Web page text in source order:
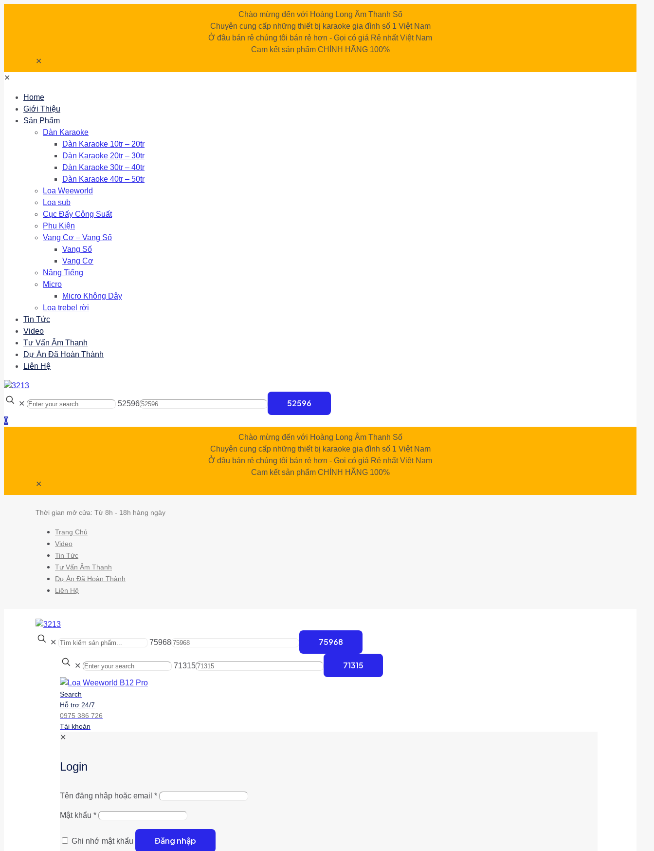
Chào mừng đến với Hoàng Long Âm Thanh Số
Chuyên cung cấp những thiết bị karaoke gia đình số 1 Việt Nam
Ở đâu bán rẻ chúng tôi bán rẻ hơn - Gọi có giá Rẻ nhất Việt Nam
Cam kết sản phẩm CHÍNH HÃNG 100%
✕
✕
Home
Giới Thiệu
Sản Phẩm
Dàn Karaoke
Dàn Karaoke 10tr – 20tr
Dàn Karaoke 20tr – 30tr
Dàn Karaoke 30tr – 40tr
Dàn Karaoke 40tr – 50tr
Loa Weeworld
Loa sub
Cục Đấy Công Suất
Phụ Kiện
Vang Cơ – Vang Số
Vang Số
Vang Cơ
Nâng Tiếng
Micro
Micro Không Dây
Loa trebel rời
Tin Tức
Video
Tư Vấn Âm Thanh
Dự Án Đã Hoàn Thành
Liên Hệ
✕ 52596
0
Chào mừng đến với Hoàng Long Âm Thanh Số
Chuyên cung cấp những thiết bị karaoke gia đình số 1 Việt Nam
Ở đâu bán rẻ chúng tôi bán rẻ hơn - Gọi có giá Rẻ nhất Việt Nam
Cam kết sản phẩm CHÍNH HÃNG 100%
✕
Thời gian mở cửa: Từ 8h - 18h hàng ngày
Trang Chủ
Video
Tin Tức
Tư Vấn Âm Thanh
Dự Án Đã Hoàn Thành
Liên Hệ
✕ 75968
✕ 71315
Search
Hỗ trợ 24/7
0975 386 726
Tài khoản
✕
Login
Tên đăng nhập hoặc email *
Mật khẩu *
Ghi nhớ mật khẩu Đăng nhập